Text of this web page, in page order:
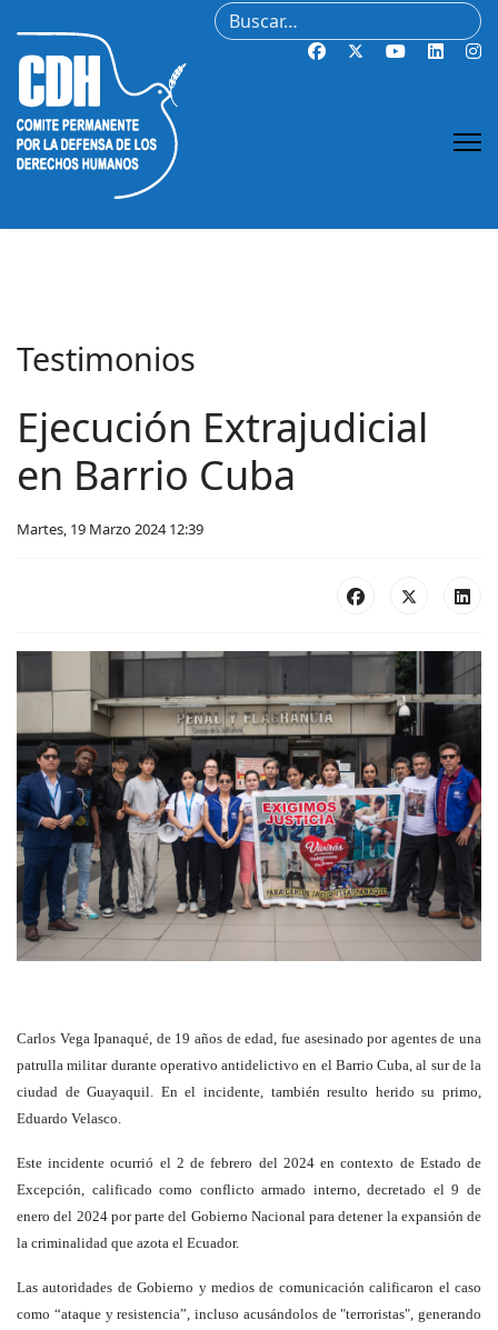
Buscar
Testimonios
Ejecución Extrajudicial
en Barrio Cuba
Martes, 19 Marzo 2024 12:39
Carlos Vega Ipanaqué, de 19 años de edad, fue asesinado por agentes de una
patrulla militar durante operativo antidelictivo en el Barrio Cuba, al sur de la
ciudad de Guayaquil. En el incidente, también resulto herido su primo,
Eduardo Velasco.
Este incidente ocurrió el 2 de febrero del 2024 en contexto de Estado de
Excepción, calificado como conflicto armado interno, decretado el 9 de
enero del 2024 por parte del Gobierno Nacional para detener la expansión de
la criminalidad que azota el Ecuador.
Las autoridades de Gobierno y medios de comunicación calificaron el caso
como “ataque y resistencia”, incluso acusándolos de "terroristas", generando